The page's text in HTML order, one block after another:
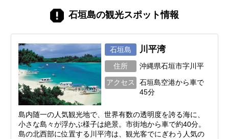
石垣島の観光スポット情報
石垣島 川平湾
住所 沖縄県石垣市字川平
アクセス
石垣島空港から車で
45分
島内随一の人気観光地で、世界有数の透明度を誇る海に、
小さな島々が浮かぶ様子は絶景。市街地から車で約40分。
島の北西部に位置する川平湾は、観光客でにぎわう人気の